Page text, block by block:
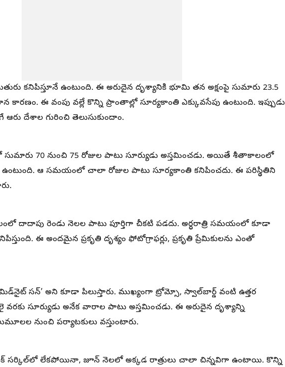
కనిపిస్తూనే ఉంటుంది. ఈ అరుదైన దృశ్యానికి భూమి తన అక్షంపై సుమారు 23.5
కారణం. ఈ వంపు వల్లే కొన్ని ప్రాంతాల్లో సూర్యకాంతి ఎక్కువసేపు ఉంటుంది. ఇప్పుడు
దేశాల గురించి తెలుసుకుందాం.
సుమారు 70 నుంచి 75 రోజుల పాటు సూర్యుడు అస్తమించడు. అయితే శీతాకాలంలో
ఉంటుంది. ఆ సమయంలో చాలా రోజుల పాటు సూర్యకాంతి కనిపించదు. ఈ పరిస్థితిని
దాదాపు రెండు నెలల పాటు పూర్తిగా చీకటి పడదు. అర్ధరాత్రి సమయంలో కూడా
ఈ అందమైన ప్రకృతి దృశ్యం ఫోటోగ్రాఫర్లు, ప్రకృతి ప్రేమికులను ఎంతో
సన్’ అని కూడా పిలుస్తారు. ముఖ్యంగా ట్రోమ్సో, స్వాల్‌బార్డ్ వంటి ఉత్తర
వరకు సూర్యుడు అనేక వారాల పాటు అస్తమించడు. ఈ అరుదైన దృశ్యాన్ని
నుంచి పర్యాటకులు వస్తుంటారు.
సర్కిల్‌లో లేకపోయినా, జూన్ నెలలో అక్కడ రాత్రులు చాలా చిన్నవిగా ఉంటాయి. కొన్ని